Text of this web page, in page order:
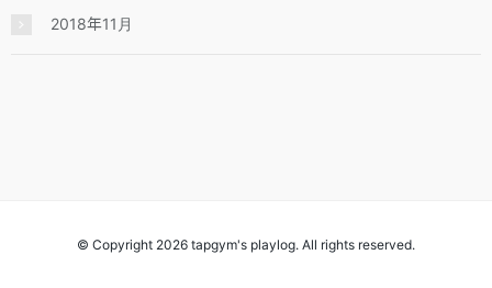
2018年11月
© Copyright 2026 tapgym's playlog. All rights reserved.